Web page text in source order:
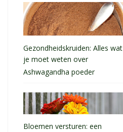
Gezondheidskruiden: Alles wat
je moet weten over
Ashwagandha poeder
Bloemen versturen: een